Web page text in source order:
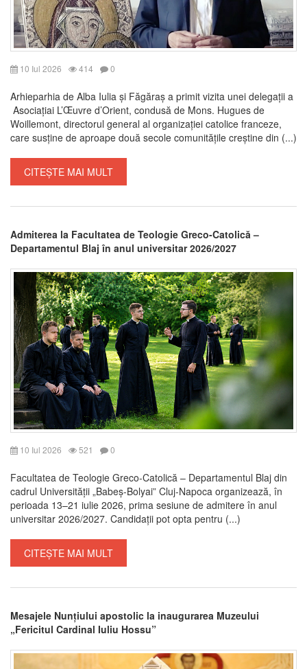
10 Iul 2026 414 0
Arhieparhia de Alba Iulia și Făgăraș a primit vizita unei delegații a
Asociațiai L’Œuvre d’Orient, condusă de Mons. Hugues de
Woillemont, directorul general al organizației catolice franceze,
care susține de aproape două secole comunitățile creștine din (...)
CITEȘTE MAI MULT
Admiterea la Facultatea de Teologie Greco-Catolică –
Departamentul Blaj în anul universitar 2026/2027
10 Iul 2026 521 0
Facultatea de Teologie Greco-Catolică – Departamentul Blaj din
cadrul Universității „Babeș-Bolyai” Cluj-Napoca organizează, în
perioada 13–21 iulie 2026, prima sesiune de admitere în anul
universitar 2026/2027. Candidații pot opta pentru (...)
CITEȘTE MAI MULT
Mesajele Nunțiului apostolic la inaugurarea Muzeului
„Fericitul Cardinal Iuliu Hossu”